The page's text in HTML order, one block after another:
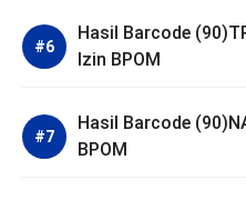
Hasil Barcode
Izin BPOM
Hasil Barcode
BPOM